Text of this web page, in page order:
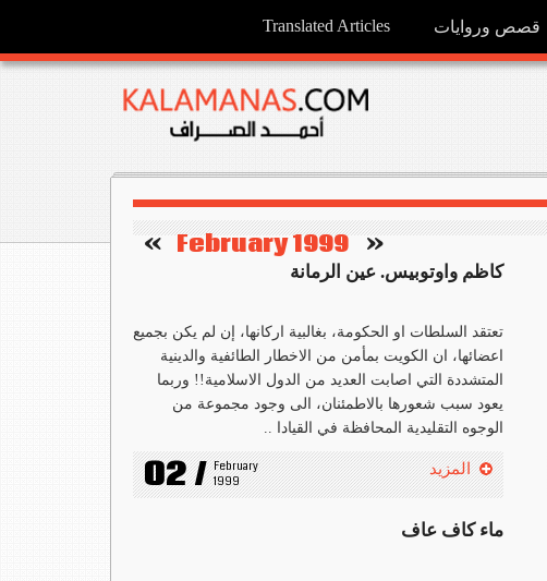
قصص وروايات Translated Articles
«
February 1999
»
كاظم واوتوبيس. عين الرمانة
تعتقد السلطات او الحكومة، بغالبية اركانها، إن لم يكن بجميع
اعضائها، ان الكويت بمأمن من الاخطار الطائفية والدينية
المتشددة التي اصابت العديد من الدول الاسلامية!! وربما
يعود سبب شعورها بالاطمئنان، الى وجود مجموعة من
الوجوه التقليدية المحافظة في القيادا ..
02 / February
1999
المزيد
ماء كاف عاف